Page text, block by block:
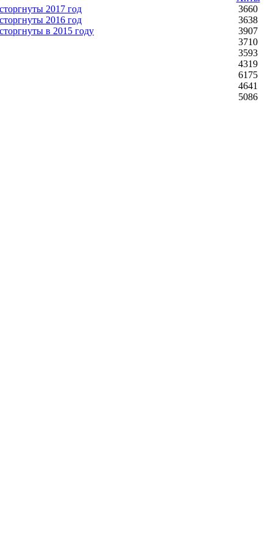
2017 год
3660
2016 год
3638
в 2015 году
3907
3710
3593
4319
6175
4641
5086